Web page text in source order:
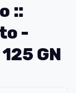
::
-
GN